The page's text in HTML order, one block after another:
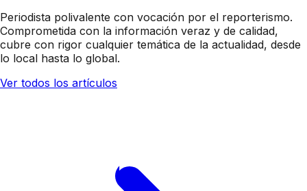
Periodista polivalente con vocación por el reporterismo.
Comprometida con la información veraz y de calidad,
cubre con rigor cualquier temática de la actualidad, desde
lo local hasta lo global.
Ver todos los artículos